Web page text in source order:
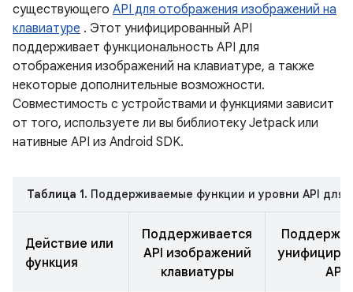
существующего API для отображения изображений на
клавиатуре . Этот унифицированный API
поддерживает функциональность API для
отображения изображений на клавиатуре, а также
некоторые дополнительные возможности.
Совместимость с устройствами и функциями зависит
от того, используете ли вы библиотеку Jetpack или
нативные API из Android SDK.
Таблица 1. Поддерживаемые функции и уровни API для
Действие или
функция
Поддерживается
API изображений
клавиатуры
API.